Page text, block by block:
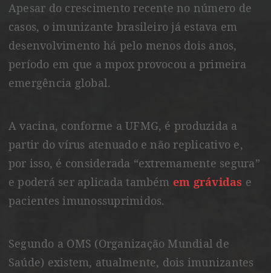
Apesar do crescimento recente no número de
casos, o imunizante brasileiro já estava em
desenvolvimento há pelo menos dois anos,
período em que a mpox provocou a primeira
emergência global.
A vacina, conforme a UFMG, é produzida a
partir do vírus atenuado e não replicativo e,
por isso, é considerada “extremamente segura”
e poderá ser aplicada também em grávidas e
pacientes imunossuprimidos.
Segundo a OMS (Organização Mundial de
Saúde) existem, atualmente, dois imunizantes